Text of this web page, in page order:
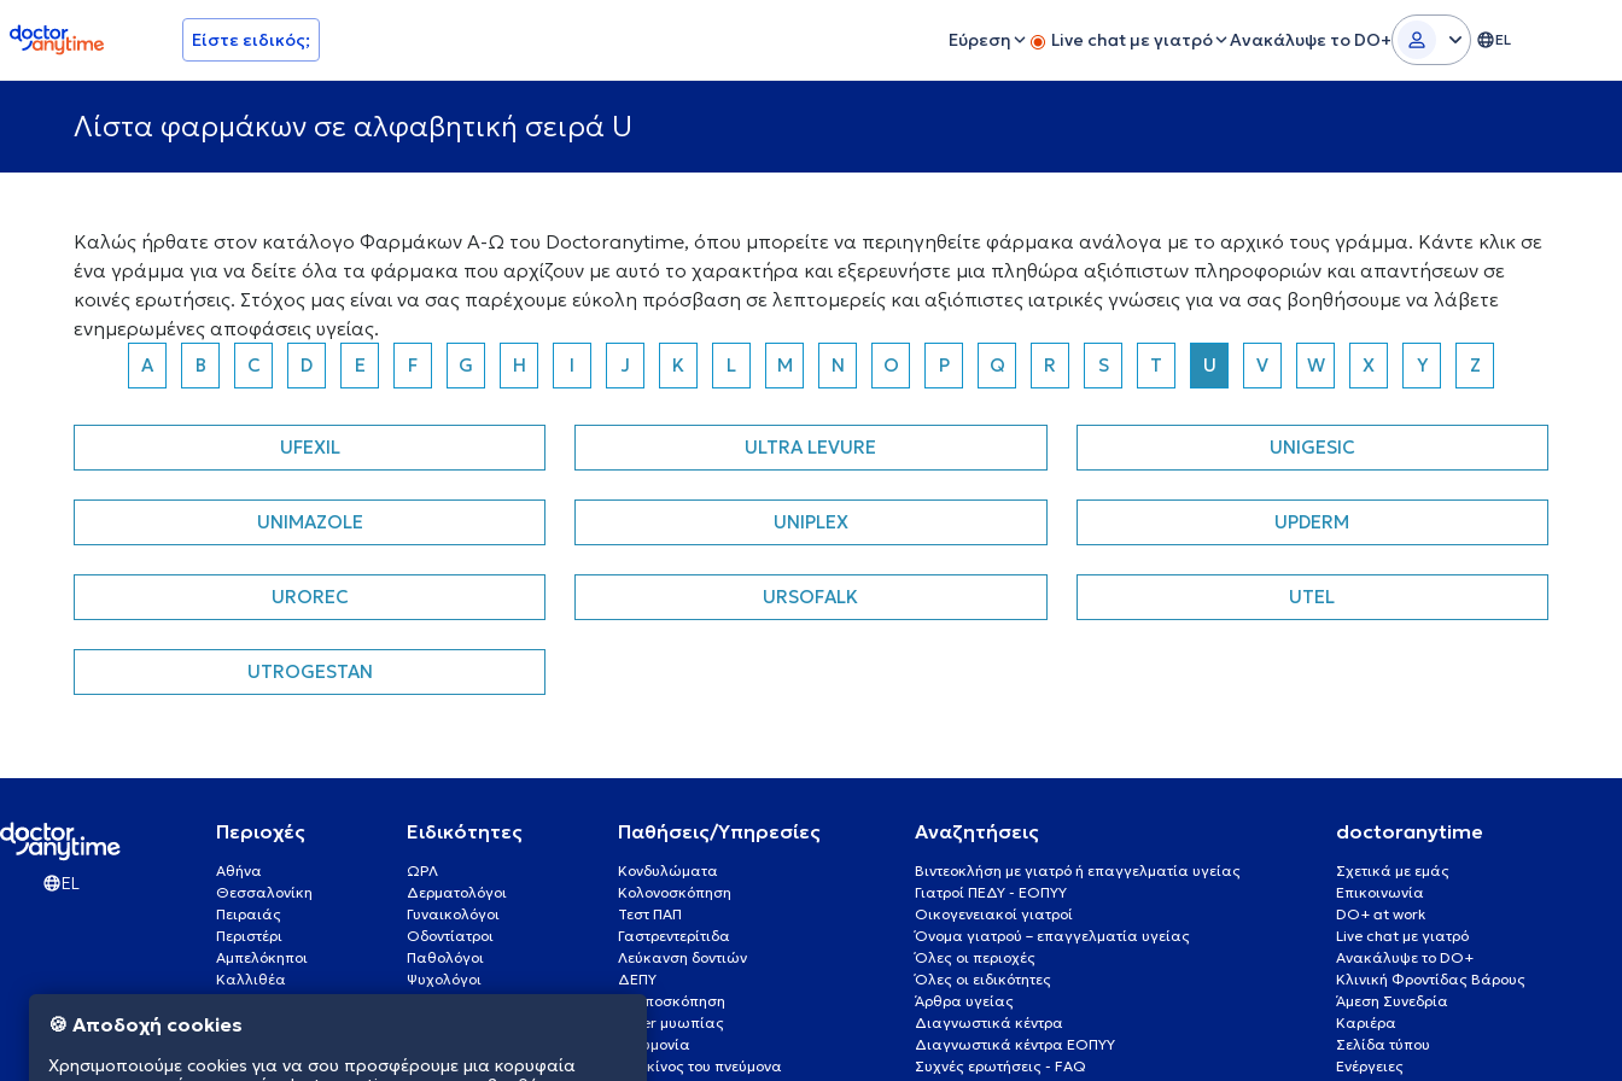
doctoranytime Είστε ειδικός; Εύρεση Live chat με γιατρό Ανακάλυψε το DO+ EL
Λίστα φαρμάκων σε αλφαβητική σειρά U
Καλώς ήρθατε στον κατάλογο Φαρμάκων Α-Ω του Doctoranytime, όπου μπορείτε να περιηγηθείτε φάρμακα ανάλογα με το αρχικό τους γράμμα. Κάντε κλικ σε
ένα γράμμα για να δείτε όλα τα φάρμακα που αρχίζουν με αυτό το χαρακτήρα και εξερευνήστε μια πληθώρα αξιόπιστων πληροφοριών και απαντήσεων σε
κοινές ερωτήσεις. Στόχος μας είναι να σας παρέχουμε εύκολη πρόσβαση σε λεπτομερείς και αξιόπιστες ιατρικές γνώσεις για να σας βοηθήσουμε να λάβετε
ενημερωμένες αποφάσεις υγείας.
A B C D E F G H I J K L M N O P Q R S T U V W X Y Z
UFEXIL ULTRA LEVURE UNIGESIC
UNIMAZOLE UNIPLEX UPDERM
UROREC URSOFALK UTEL
UTROGESTAN
EL
Περιοχές
Αθήνα
Θεσσαλονίκη
Πειραιάς
Περιστέρι
Αμπελόκηποι
Καλλιθέα
Γλυφάδα
Νέα Σμύρνη
Ειδικότητες
ΩΡΛ
Δερματολόγοι
Γυναικολόγοι
Οδοντίατροι
Παθολόγοι
Ψυχολόγοι
Καρδιολόγοι
Παθήσεις/Υπηρεσίες
Κονδυλώματα
Κολονοσκόπηση
Τεστ ΠΑΠ
Γαστρεντερίτιδα
Λεύκανση δοντιών
ΔΕΠΥ
Κολποσκόπηση
Laser μυωπίας
Πνευμονία
Καρκίνος του πνεύμονα
Αναζητήσεις
Βιντεοκλήση με γιατρό ή επαγγελματία υγείας
Γιατροί ΠΕΔΥ - ΕΟΠΥΥ
Οικογενειακοί γιατροί
Όνομα γιατρού – επαγγελματία υγείας
Όλες οι περιοχές
Όλες οι ειδικότητες
Άρθρα υγείας
Διαγνωστικά κέντρα
Διαγνωστικά κέντρα ΕΟΠΥΥ
Συχνές ερωτήσεις - FAQ
doctoranytime
Σχετικά με εμάς
Επικοινωνία
DO+ at work
Live chat με γιατρό
Ανακάλυψε το DO+
Κλινική Φροντίδας Βάρους
Άμεση Συνεδρία
Καριέρα
Σελίδα τύπου
Ενέργειες
🍪 Αποδοχή cookies
Χρησιμοποιούμε cookies για να σου προσφέρουμε μια κορυφαία